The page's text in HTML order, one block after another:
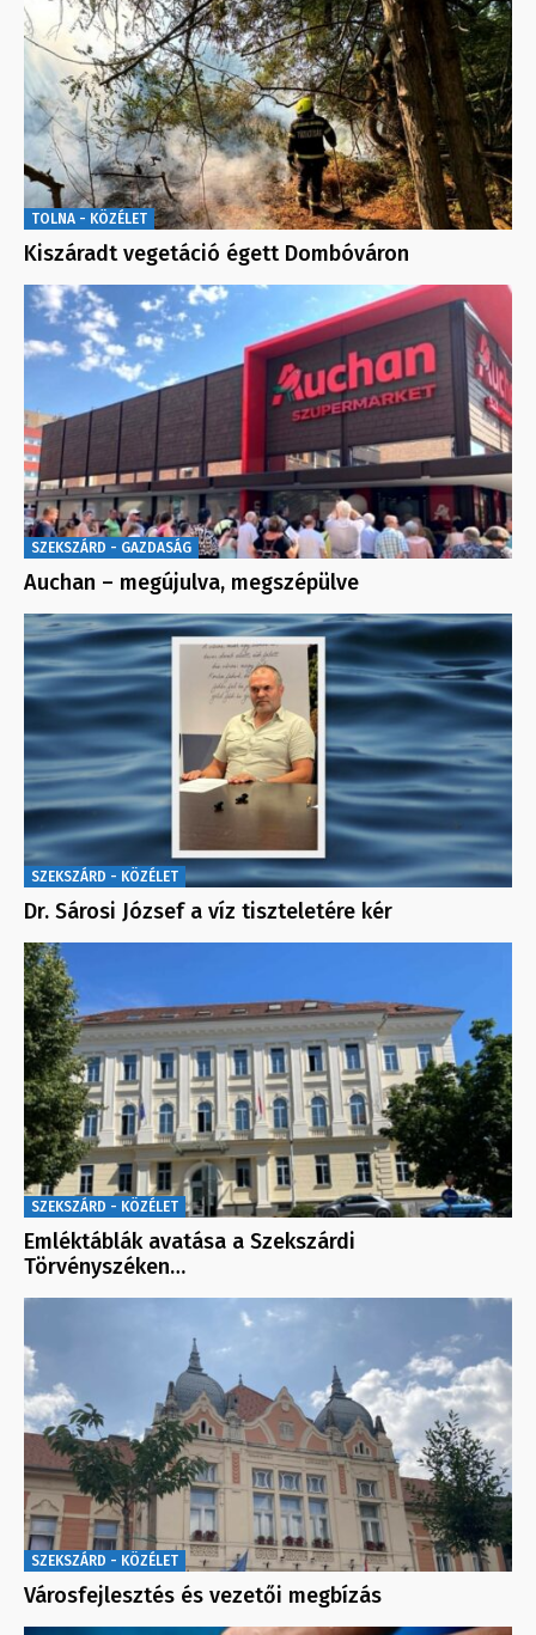
TOLNA - KÖZÉLET
Kiszáradt vegetáció égett Dombóváron
SZEKSZÁRD - GAZDASÁG
Auchan – megújulva, megszépülve
SZEKSZÁRD - KÖZÉLET
Dr. Sárosi József a víz tiszteletére kér
SZEKSZÁRD - KÖZÉLET
Emléktáblák avatása a Szekszárdi
Törvényszéken…
SZEKSZÁRD - KÖZÉLET
Városfejlesztés és vezetői megbízás